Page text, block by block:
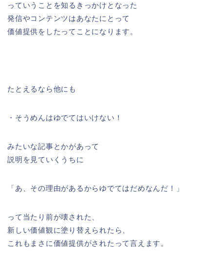
っていうことを知るきっかけとなった
発信やコンテンツはあなたにとって
価値提供をしたってことになります。
たとえるなら他にも
・そうめんはゆでてはいけない！
みたいな記事とかがあって
説明を見ていくうちに
「あ、その理由があるからゆでてはだめなんだ！」
って当たり前が壊された、
新しい価値観に塗り替えられたら、
これもまさに価値提供がされたって言えます。